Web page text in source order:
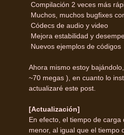
 Compilación 2 veces más
 Muchos, muchos bugfixes
 Códecs de audio y video
 Mejora estabilidad y
 Nuevos ejemplos de códigos
Ahora mismo estoy
~70 megas ), en cuanto lo
actualizaré este post.
[Actualización]
En efecto, el tiempo de carga
menor, al igual que el tiempo